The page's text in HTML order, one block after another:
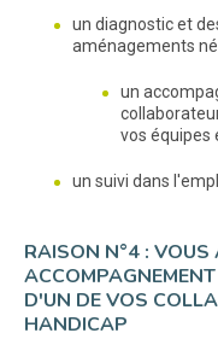
un diagnostic et
aménagements
un
vos équipes
un suivi dans
RAISON N°4 : VOUS
D'UN DE VOS
HANDICAP